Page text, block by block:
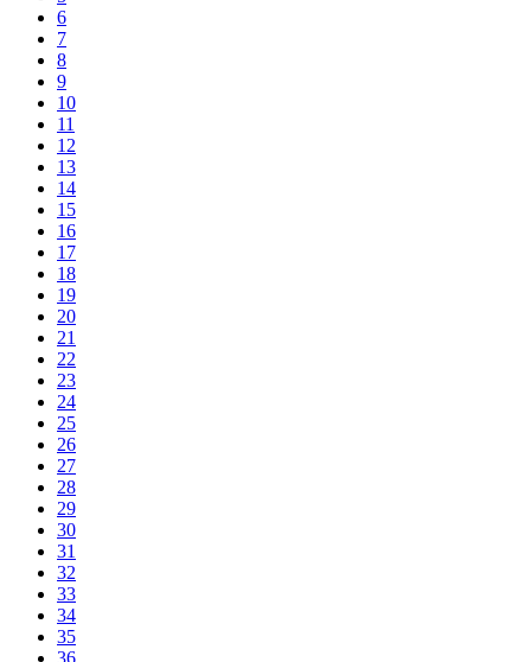
6
7
8
9
10
11
12
13
14
15
16
17
18
19
20
21
22
23
24
25
26
27
28
29
30
31
32
33
34
35